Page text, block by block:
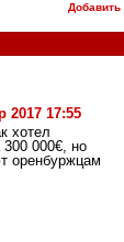
Добавить
2017 17:55
хотел
300 000€, но
оренбуржцам